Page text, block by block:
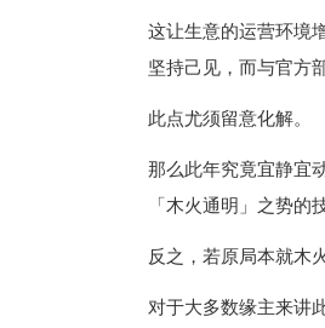
这让生意的运营环境
坚持己见，而与官方
此点尤须留意化解。
那么此年究竟宜静宜
「木火通明」之势的
反之，若原局本就木
对于大多数缘主来讲